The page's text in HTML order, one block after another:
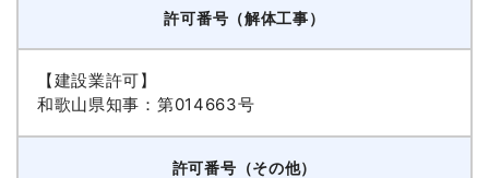
許可番号（解体工事）
【建設業許可】
和歌山県知事：第014663号
許可番号（その他）